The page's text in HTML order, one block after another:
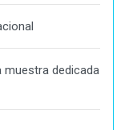
muestra dedicada